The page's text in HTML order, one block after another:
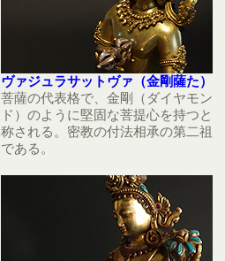
ヴァジュラサットヴァ（金剛薩た）
菩薩の代表格で、金剛（ダイヤモン
ド）のように堅固な菩提心を持つと
称される。密教の付法相承の第二祖
である。